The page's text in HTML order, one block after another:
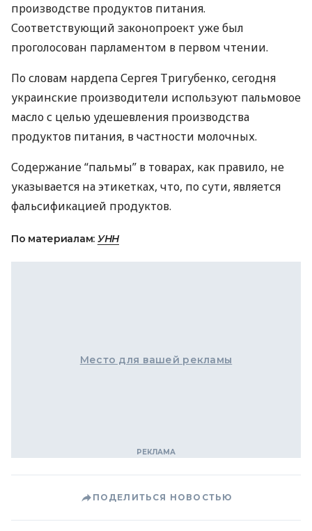
производстве продуктов питания.
Соответствующий законопроект уже был
проголосован парламентом в первом чтении.
По словам нардепа Сергея Тригубенко, сегодня
украинские производители используют пальмовое
масло с целью удешевления производства
продуктов питания, в частности молочных.
Содержание “пальмы” в товарах, как правило, не
указывается на этикетках, что, по сути, является
фальсификацией продуктов.
По материалам: УНН
Место для вашей рекламы
ПОДЕЛИТЬСЯ НОВОСТЬЮ